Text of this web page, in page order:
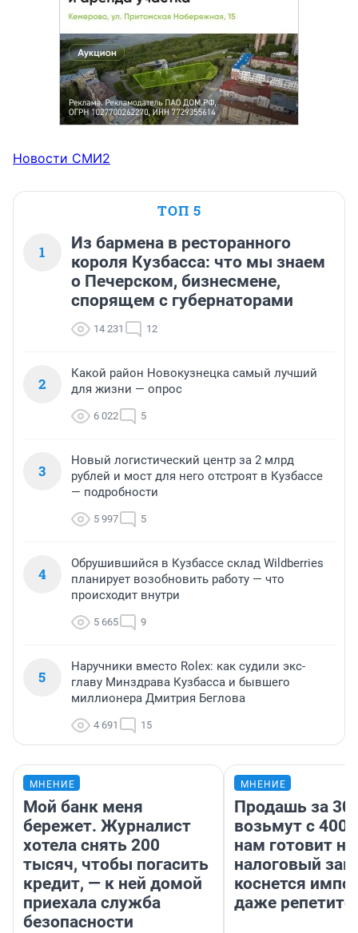
Новости СМИ2
ТОП 5
1
Из бармена в ресторанного
короля Кузбасса: что мы знаем
о Печерском, бизнесмене,
спорящем с губернаторами
14 231 12
2
Какой район Новокузнецка самый лучший
для жизни — опрос
6 022 5
3
Новый логистический центр за 2 млрд
рублей и мост для него отстроят в Кузбассе
— подробности
5 997 5
4
Обрушившийся в Кузбассе склад Wildberries
планирует возобновить работу — что
происходит внутри
5 665 9
5
Наручники вместо Rolex: как судили экс-
главу Минздрава Кузбасса и бывшего
миллионера Дмитрия Беглова
4 691 15
МНЕНИЕ
Мой банк меня
бережет. Журналист
хотела снять 200
тысяч, чтобы погасить
кредит, — к ней домой
приехала служба
безопасности
МНЕНИЕ
Продашь за
возьмут с
нам готовит
налоговый
коснется
даже